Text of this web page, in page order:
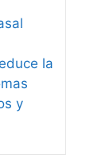
la
y